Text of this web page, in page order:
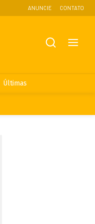
ANUNCIE CONTATO
Últimas